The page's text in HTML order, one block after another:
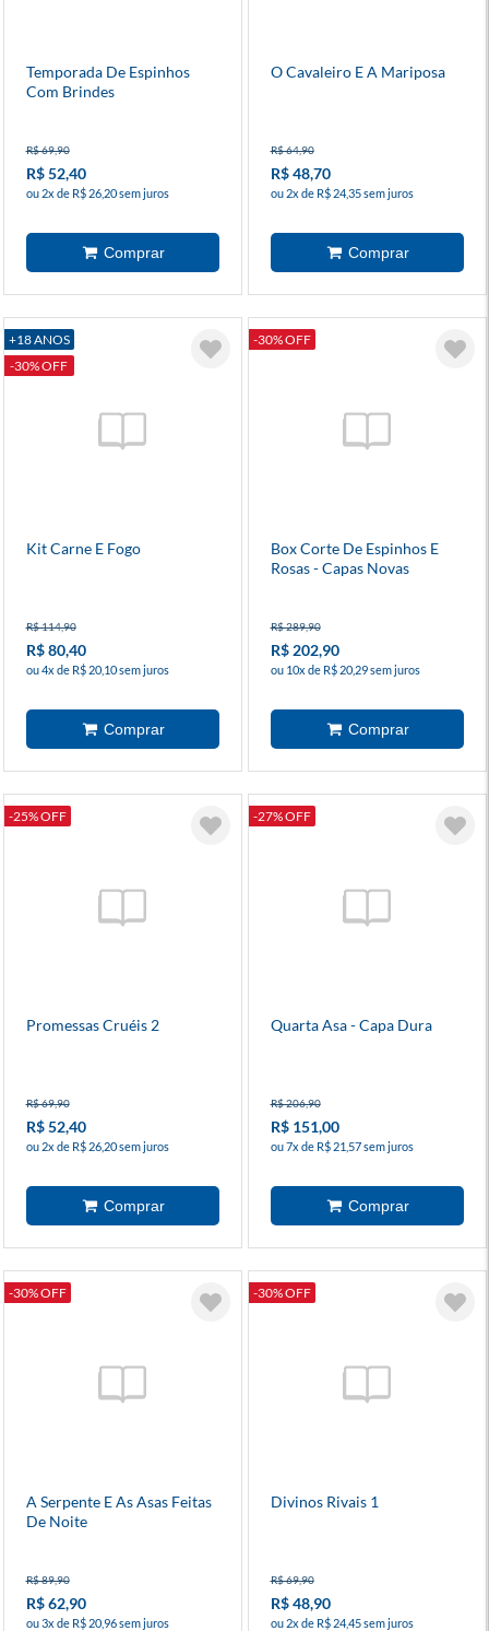
Temporada De Espinhos
Com Brindes
R$ 69,90
R$ 52,40
ou 2x de R$ 26,20 sem juros
O Cavaleiro E A Mariposa
R$ 64,90
R$ 48,70
ou 2x de R$ 24,35 sem juros
+18 ANOS
-30% OFF
Kit Carne E Fogo
R$ 114,90
R$ 80,40
ou 4x de R$ 20,10 sem juros
-30% OFF
Box Corte De Espinhos E
Rosas - Capas Novas
R$ 289,90
R$ 202,90
ou 10x de R$ 20,29 sem juros
-25% OFF
Promessas Cruéis 2
R$ 69,90
R$ 52,40
ou 2x de R$ 26,20 sem juros
-27% OFF
Quarta Asa - Capa Dura
R$ 206,90
R$ 151,00
ou 7x de R$ 21,57 sem juros
-30% OFF
A Serpente E As Asas Feitas
De Noite
R$ 89,90
R$ 62,90
ou 3x de R$ 20,96 sem juros
-30% OFF
Divinos Rivais 1
R$ 69,90
R$ 48,90
ou 2x de R$ 24,45 sem juros